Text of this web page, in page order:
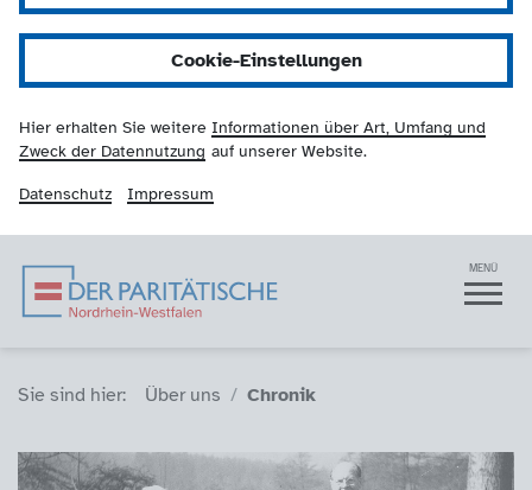
Cookie-Einstellungen
Hier erhalten Sie weitere Informationen über Art, Umfang und
Zweck der Datennutzung auf unserer Website.
Datenschutz Impressum
Der Paritätische NRW
Navigation MENÜ
Sie sind hier (Breadcrumb)
Sie sind hier: Über uns Chronik